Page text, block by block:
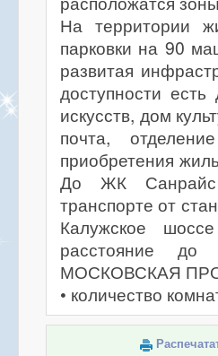
На территории
парковки на 90
развитая
доступности
искусств, дом
почта,
приобретения
До ЖК Санрайс
транспорте от
Калужское
расстояние до
МОСКОВСКАЯ
• количество